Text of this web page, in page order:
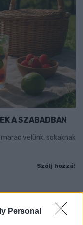
Personal
A SZABADBAN
velünk, sokaknak
Szólj hozzá!